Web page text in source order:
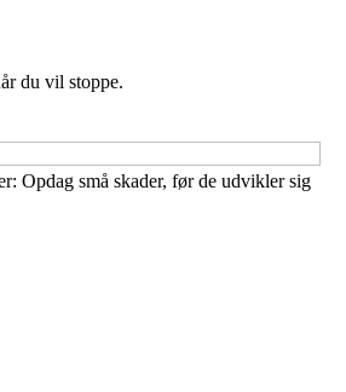
du vil stoppe.
Opdag små skader, før de udvikler sig